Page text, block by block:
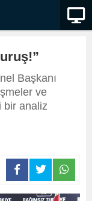
Başkanı
ve
bir analiz